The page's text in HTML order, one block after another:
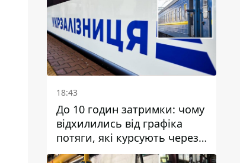
транснаціональну злочинну
організацію
18:43
До 10 годин затримки: чому
відхилились від графіка
потяги, які курсують через
Дніпро та область